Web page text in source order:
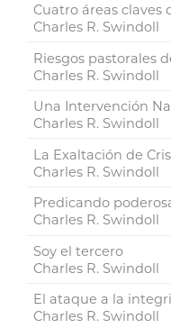
Cuatro áreas claves
Charles R. Swindoll
Riesgos pastorales
Charles R. Swindoll
Una Intervención
Charles R. Swindoll
La Exaltación de
Charles R. Swindoll
Predicando
Charles R. Swindoll
Soy el tercero
Charles R. Swindoll
El ataque a la
Charles R. Swindoll